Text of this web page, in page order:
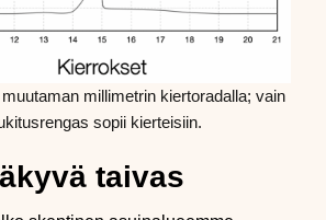
millimetrin kiertoradalla; vain
sopii kierteisiin.
taivas